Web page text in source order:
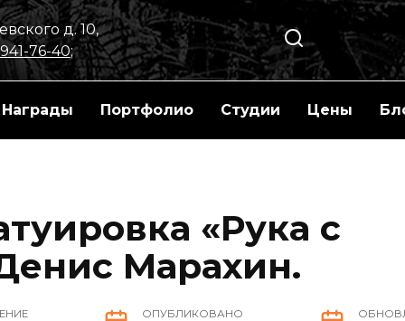
д. 10,
76-40;
Награды Портфолио Студии Цены
«Рука с
Марахин.
ОПУБЛИКОВАНО